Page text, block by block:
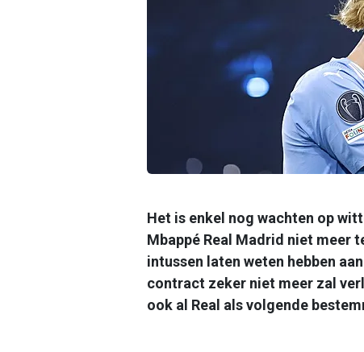
Het is enkel nog wachten op
Mbappé Real Madrid niet meer
intussen laten weten hebben
contract zeker niet meer zal
ook al Real als volgende